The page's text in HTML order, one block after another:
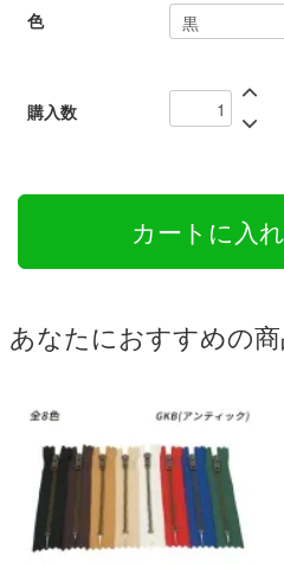
色
購入数
あなたにおすすめの